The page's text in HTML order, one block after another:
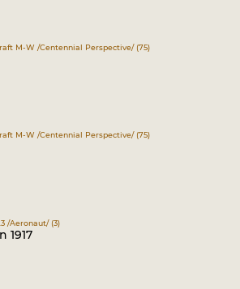
M-W /Centennial Perspective/ (75)
M-W /Centennial Perspective/ (75)
/Aeronaut/ (3)
1917